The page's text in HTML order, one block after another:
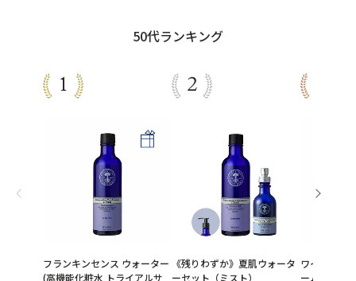
50代ランキング
フランキンセンス ウォーター
(高機能化粧水 トライアルサ
《残りわずか》夏肌ウォータ
ーセット（ミスト）
ワイルドロ
ーム（クロ